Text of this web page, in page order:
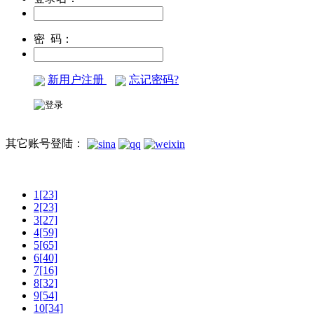
密 码：
新用户注册 忘记密码?
其它账号登陆：
1[23]
2[23]
3[27]
4[59]
5[65]
6[40]
7[16]
8[32]
9[54]
10[34]